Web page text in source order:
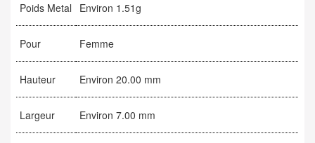
Poids Metal Environ 1.51g
Pour Femme
Hauteur Environ 20.00 mm
Largeur Environ 7.00 mm